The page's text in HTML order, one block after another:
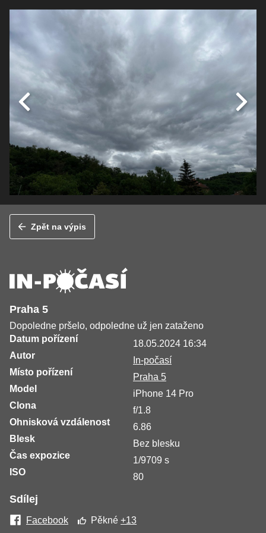
Zpět na výpis
Praha 5
Dopoledne pršelo, odpoledne už jen zataženo
Datum pořízení
18.05.2024 16:34
Autor
In-počasí
Místo pořízení
Praha 5
Model
iPhone 14 Pro
Clona
f/1.8
Ohnisková vzdálenost
6.86
Blesk
Bez blesku
Čas expozice
1/9709 s
ISO
80
Sdílej
Facebook Pěkné+13